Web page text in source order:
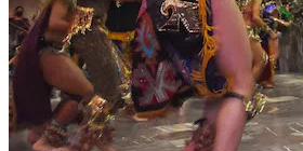
mártires